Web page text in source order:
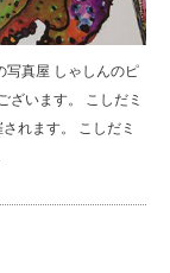
写真屋 しゃしんのピ
ざいます。 こしだミ
れます。 こしだミ